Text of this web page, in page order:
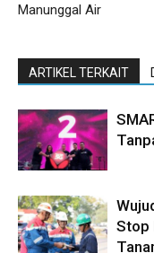
Manunggal Air
ARTIKEL TERKAIT
Stop